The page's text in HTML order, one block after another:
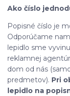
Ako číslo
Popisné číslo je
Odporúčame
lepidlo sme
reklamnej
dom od nás
predmetov). Pri
lepidlo na